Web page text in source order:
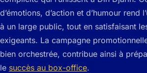
d’émotions, d’action et d’humour rend
à un large public, tout en satisfaisant
exigeants. La campagne
bien orchestrée, contribue ainsi à
le succès au box-office.